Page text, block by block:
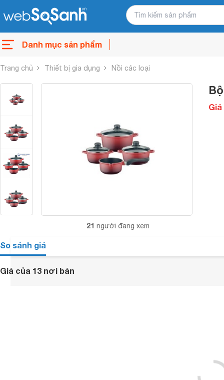
Danh mục sản phẩm
Trang chủ Thiết bị gia dụng Nồi các loại
21 người đang xem
Giá
So sánh giá
Giá của 13 nơi bán